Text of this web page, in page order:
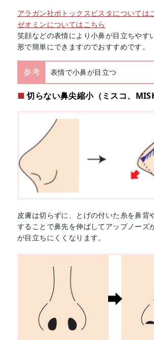
アラガン社ボトックスビスタについては
ゼオミンについてはこちら
笑顔などの表情により小鼻が目立ちやす
形で簡単にできますのでおすすめです。
参考 表情で小鼻が目立つ
切らない鼻尖縮小（ミスコ、
皮膚は切らずに、とげの付いた糸を鼻背
することで鼻先を伸ばしてアップノーズ
が目立ちにくくなります。